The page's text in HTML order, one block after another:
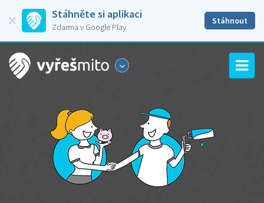
Stáhněte si aplikaci
Zdarma v Google Play
Stáhnout